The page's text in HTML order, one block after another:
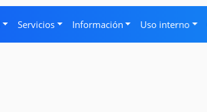
Servicios Información Uso interno